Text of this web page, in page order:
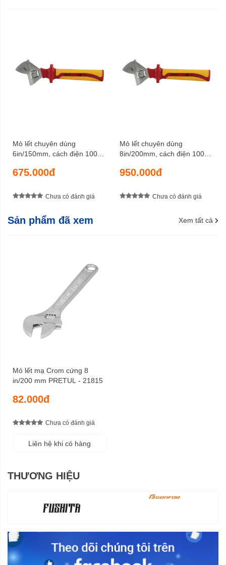
Mỏ lết chuyên dùng
6in/150mm, cách điện 1000V
675.000đ
Chưa có đánh giá
Mỏ lết chuyên dùng
8in/200mm, cách điện 1000V
950.000đ
Chưa có đánh giá
Sản phẩm đã xem Xem tất cả
Mỏ lết mạ Crom cứng 8
in/200 mm PRETUL - 21815
82.000đ
Chưa có đánh giá
Liên hệ khi có hàng
THƯƠNG HIỆU